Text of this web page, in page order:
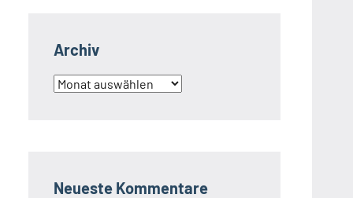
Archiv
Archiv
Neueste Kommentare